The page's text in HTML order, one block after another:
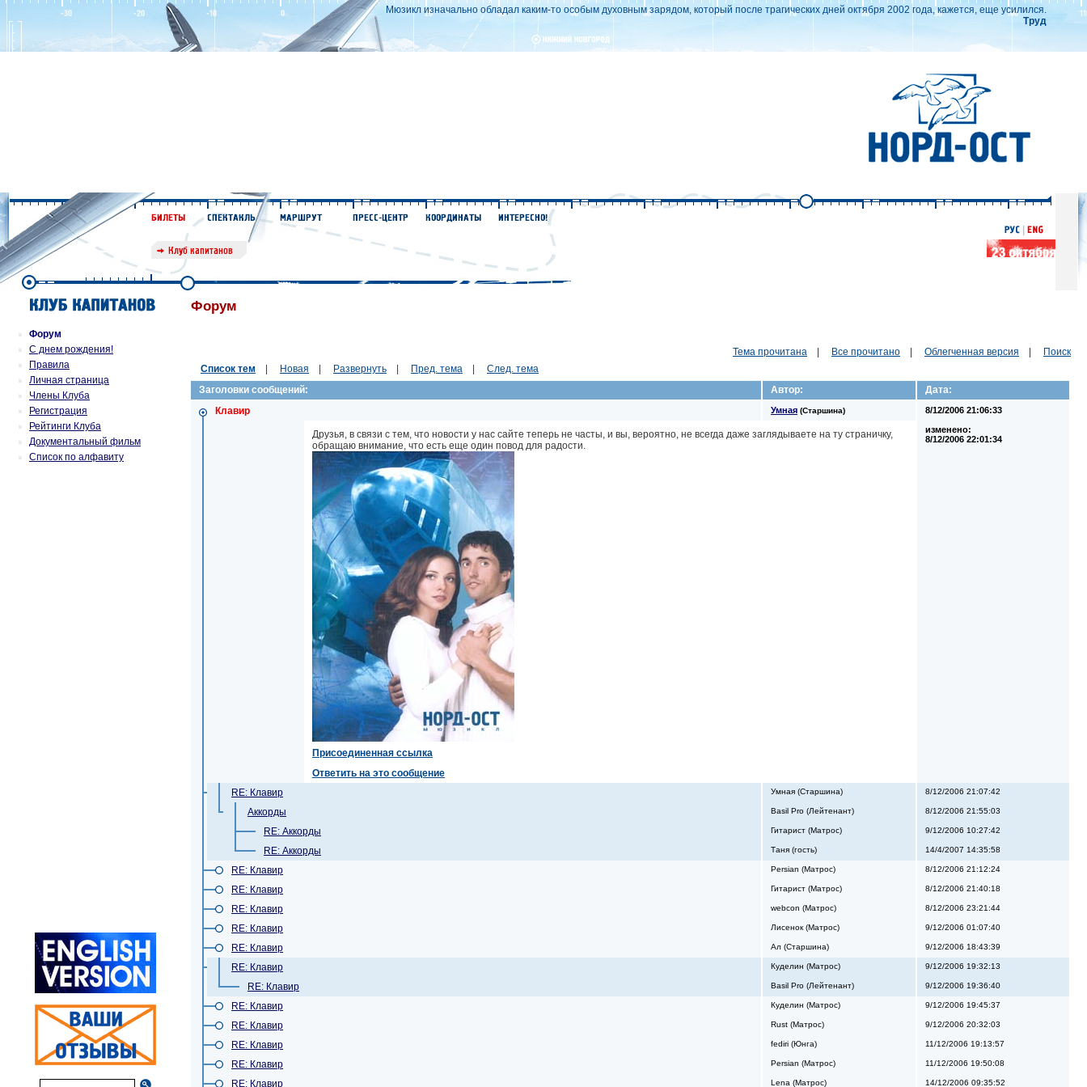
Мюзикл изначально обладал каким-то особым духовным зарядом, который после трагических дней октября 2002 года, кажется, еще усилился.
Труд
Форум
С днем рождения!
Правила
Личная страница
Члены Клуба
Регистрация
Рейтинги Клуба
Документальный фильм
Список по алфавиту
Форум
Тема прочитана Все прочитано Облегченная версия
Поиск
Список тем
Новая Развернуть Пред. тема
След. тема
Заголовки сообщений:
Автор:
Дата:
Клавир
Умная (Старшина) 8/12/2006 21:06:33
Друзья, в связи с тем, что новости у нас сайте теперь не часты, и вы, вероятно, не всегда даже заглядываете на ту страничку,
обращаю внимание, что есть еще один повод для радости.
Присоединенная ссылка
Ответить на это сообщение
изменено:
8/12/2006 22:01:34
RE: Клавир Умная (Старшина) 8/12/2006 21:07:42
Аккорды Basil Pro (Лейтенант) 8/12/2006 21:55:03
RE: Аккорды Гитарист (Матрос) 9/12/2006 10:27:42
RE: Аккорды Таня (гость) 14/4/2007 14:35:58
RE: Клавир Persian (Матрос) 8/12/2006 21:12:24
RE: Клавир Гитарист (Матрос) 8/12/2006 21:40:18
RE: Клавир webcon (Матрос) 8/12/2006 23:21:44
RE: Клавир Лисенок (Матрос) 9/12/2006 01:07:40
RE: Клавир Ал (Старшина) 9/12/2006 18:43:39
RE: Клавир Куделин (Матрос) 9/12/2006 19:32:13
RE: Клавир Basil Pro (Лейтенант) 9/12/2006 19:36:40
RE: Клавир Куделин (Матрос) 9/12/2006 19:45:37
RE: Клавир Rust (Матрос) 9/12/2006 20:32:03
RE: Клавир fediri (Юнга) 11/12/2006 19:13:57
RE: Клавир Persian (Матрос) 11/12/2006 19:50:08
RE: Клавир Lena (Матрос) 14/12/2006 09:35:52